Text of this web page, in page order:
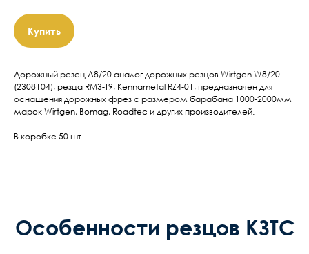
Купить
Дорожный резец А8/20 аналог дорожных резцов Wirtgen W8/20
(2308104), резца RM3-T9, Kennametal RZ4-01, предназначен для
оснащения дорожных фрез с размером барабана 1000-2000мм
марок Wirtgen, Bomag, Roadtec и других производителей.
В коробке 50 шт.
Особенности резцов КЗТС